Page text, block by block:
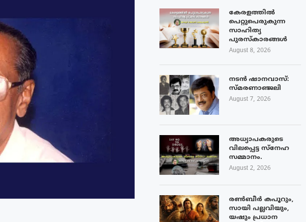
കേരളത്തിൽ
പെറ്റുപെരുകുന്ന
സാഹിത്യ
പുരസ്‌കാരങ്ങൾ
August 8, 2026
നടൻ ഷാനവാസ്:
സ്മരണാഞ്ജലി
August 7, 2026
അധ്യാപകരുടെ
വിലപ്പെട്ട സ്നേഹ
സമ്മാനം.
August 2, 2026
രൺബീർ കപൂറും,
സായി പല്ലവിയും,
യഷും പ്രധാന